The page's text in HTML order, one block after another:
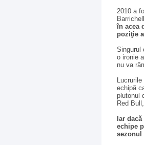
2010 a
în acea
poziţie
Singurul
o ironie
nu va
echipă
plutonul
Red
Iar
echipe
sezonul